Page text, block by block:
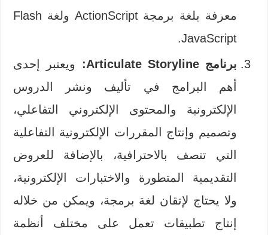
معرفة بلغة برمجة ActionScript ولغة Flash
JavaScript.
برنامج Articulate Storyline:
ويعتبر إحدى
أهم البرامج في تأليف ونشر الدروس
الإلكترونية والمحتوى الإلكتروني التفاعلي،
وتصميم وإنتاج المقررات الإلكترونية التفاعلية
التي تتصف بالاحترافية، بالإضافة للعروض
التقديمية المتطورة والاختبارات الإلكترونية،
ولا يحتاج لإتقان لغة برمجة، ويمكن من خلاله
إنتاج تطبيقات تعمل على مختلف أنظمة